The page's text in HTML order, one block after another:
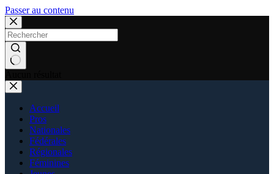
Passer au contenu
Accueil
Pros
Nationales
Fédérales
Régionales
Féminines